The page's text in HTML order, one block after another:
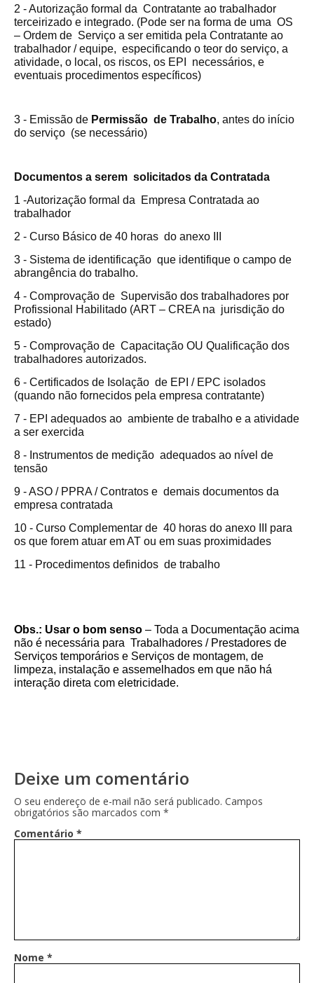
2 - Autorização formal da Contratante ao trabalhador
terceirizado e integrado. (Pode ser na forma de uma OS
– Ordem de Serviço a ser emitida pela Contratante ao
trabalhador / equipe, especificando o teor do serviço, a
atividade, o local, os riscos, os EPI necessários, e
eventuais procedimentos específicos)
3 - Emissão de Permissão de Trabalho, antes do início
do serviço (se necessário)
Documentos a serem solicitados da Contratada
1 -Autorização formal da Empresa Contratada ao
trabalhador
2 - Curso Básico de 40 horas do anexo III
3 - Sistema de identificação que identifique o campo de
abrangência do trabalho.
4 - Comprovação de Supervisão dos trabalhadores por
Profissional Habilitado (ART – CREA na jurisdição do
estado)
5 - Comprovação de Capacitação OU Qualificação dos
trabalhadores autorizados.
6 - Certificados de Isolação de EPI / EPC isolados
(quando não fornecidos pela empresa contratante)
7 - EPI adequados ao ambiente de trabalho e a atividade
a ser exercida
8 - Instrumentos de medição adequados ao nível de
tensão
9 - ASO / PPRA / Contratos e demais documentos da
empresa contratada
10 - Curso Complementar de 40 horas do anexo III para
os que forem atuar em AT ou em suas proximidades
11 - Procedimentos definidos de trabalho
Obs.: Usar o bom senso – Toda a Documentação acima
não é necessária para Trabalhadores / Prestadores de
Serviços temporários e Serviços de montagem, de
limpeza, instalação e assemelhados em que não há
interação direta com eletricidade.
Deixe um comentário
O seu endereço de e-mail não será publicado. Campos
obrigatórios são marcados com *
Comentário *
Nome *